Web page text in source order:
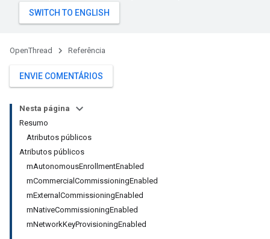
OpenThread Referência
ENVIE COMENTÁRIOS
Nesta página
Resumo
Atributos públicos
Atributos públicos
mAutonomousEnrollmentEnabled
mCommercialCommissioningEnabled
mExternalCommissioningEnabled
mNativeCommissioningEnabled
mNetworkKeyProvisioningEnabled